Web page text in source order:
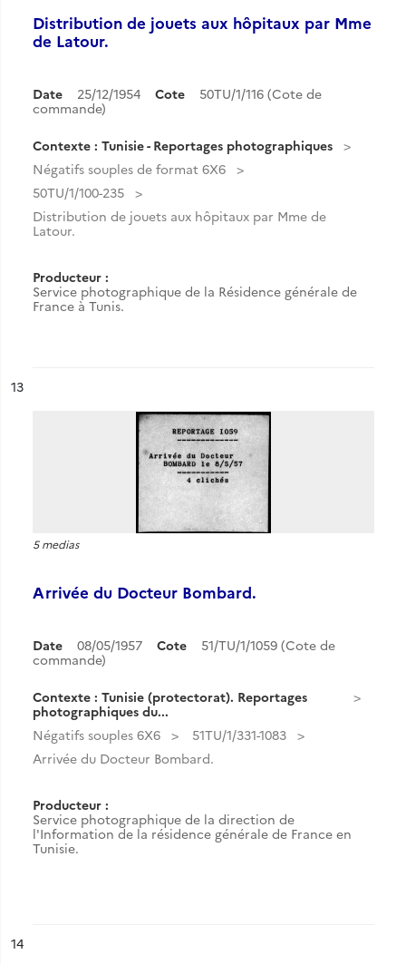
Distribution de jouets aux hôpitaux par Mme
de Latour.
Date 25/12/1954 Cote
50TU/1/116 (Cote de
commande)
Contexte : Tunisie - Reportages photographiques
Négatifs souples de format 6X6
50TU/1/100-235
Distribution de jouets aux hôpitaux par Mme de
Latour.
Producteur :
Service photographique de la Résidence générale de
France à Tunis.
n°
13
5 medias
Arrivée du Docteur Bombard.
Date 08/05/1957 Cote
51/TU/1/1059 (Cote de
commande)
Contexte : Tunisie (protectorat). Reportages
photographiques du...
Négatifs souples 6X6
51TU/1/331-1083
Arrivée du Docteur Bombard.
Producteur :
Service photographique de la direction de
l'Information de la résidence générale de France en
Tunisie.
n°
14